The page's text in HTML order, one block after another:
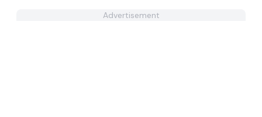
Advertisement